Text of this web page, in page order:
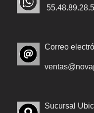
Correo
Sucursal